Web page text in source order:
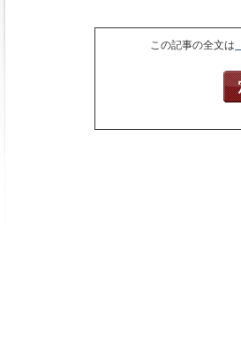
この記事の全文は